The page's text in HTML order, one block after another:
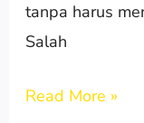
tanpa harus
Salah
Read More »